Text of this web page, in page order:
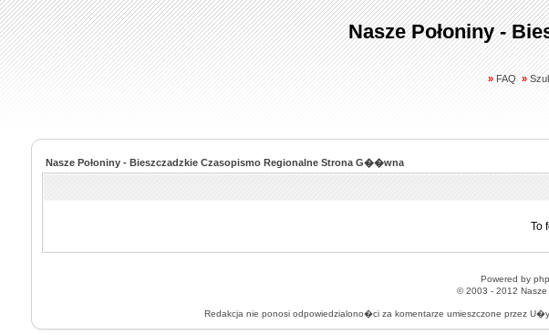
Nasze Połoniny -
» FAQ »
Nasze Połoniny - Bieszczadzkie Czasopismo Regionalne Strona G��wna
To
Powered by
© 2003 - 2012
Redakcja nie ponosi odpowiedzialono�ci za komentarze umieszczone przez